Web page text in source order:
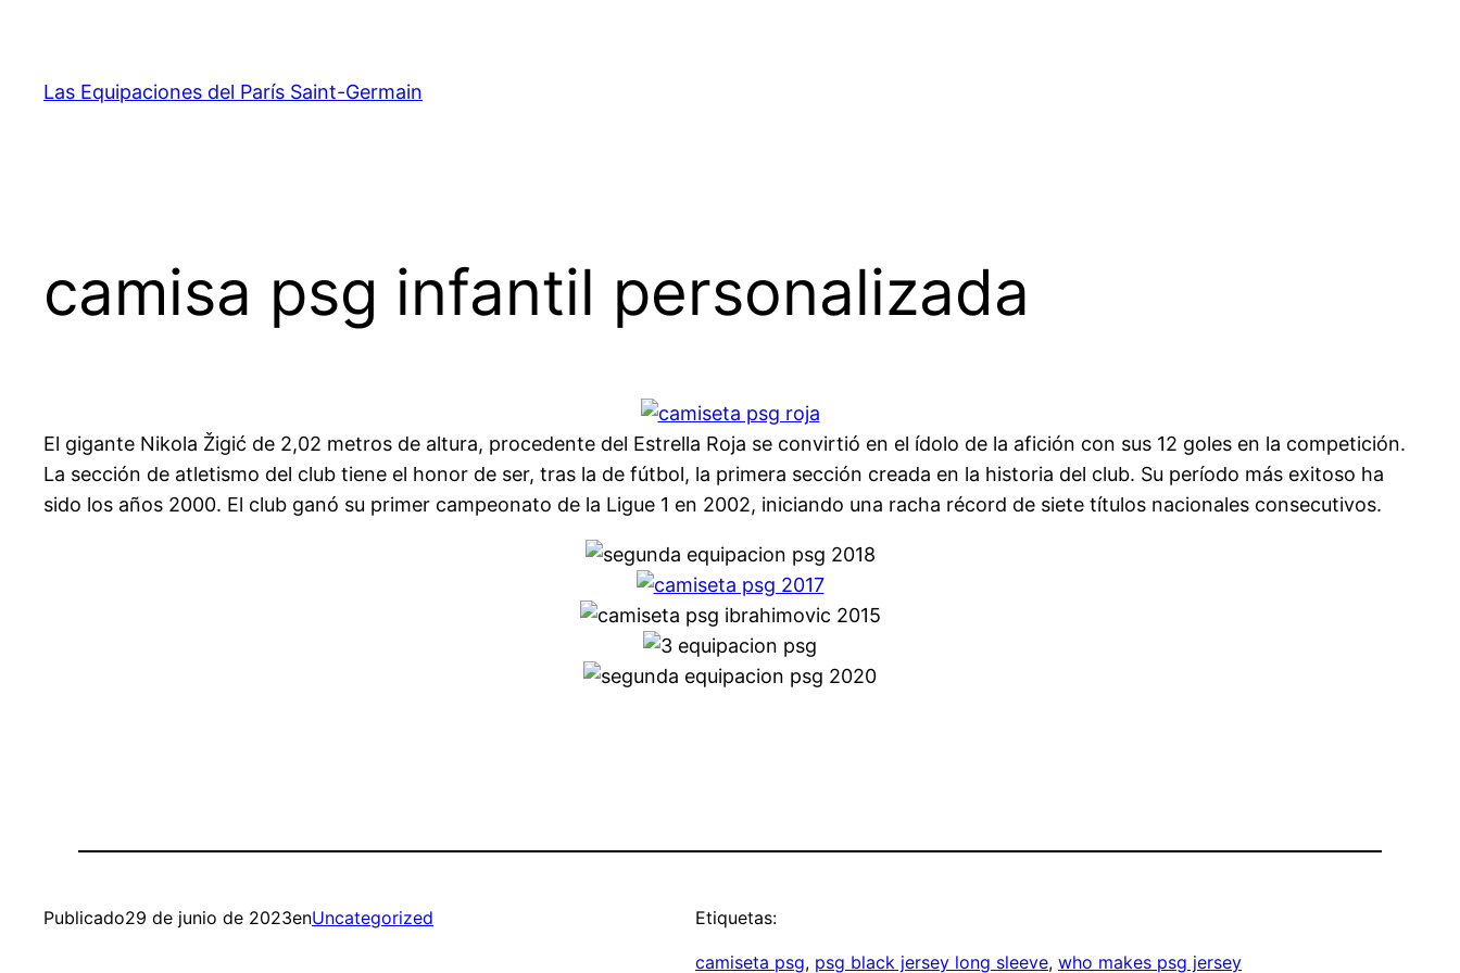
contenido
Las Equipaciones del París Saint-Germain
camisa psg infantil personalizada
El gigante Nikola Žigić de 2,02 metros de altura, procedente del Estrella Roja se convirtió en el ídolo de la afición con sus 12 goles en la competición.
La sección de atletismo del club tiene el honor de ser, tras la de fútbol, la primera sección creada en la historia del club. Su período más exitoso ha
sido los años 2000. El club ganó su primer campeonato de la Ligue 1 en 2002, iniciando una racha récord de siete títulos nacionales consecutivos.
Publicado29 de junio de 2023enUncategorized Etiquetas:
camiseta psg, psg black jersey long sleeve, who makes psg jersey